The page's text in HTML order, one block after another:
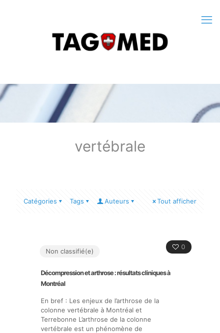
vertébrale
Catégories Tags Auteurs Tout afficher
0
Non classifié(e)
Décompression et arthrose : résultats cliniques à
Montréal
En bref : Les enjeux de l’arthrose de la
colonne vertébrale à Montréal et
Terrebonne L’arthrose de la colonne
vertébrale est un phénomène de